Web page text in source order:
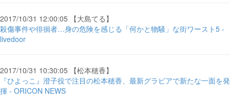
2017/10/31 12:00:05 【大島てる】
殺傷事件や徘徊者…身の危険を感じる「何かと物騒」な街ワースト5 -
livedoor
2017/10/31 10:30:05 【松本穂香】
『ひよっこ』澄子役で注目の松本穂香、最新グラビアで新たな一面を発
揮 - ORICON NEWS